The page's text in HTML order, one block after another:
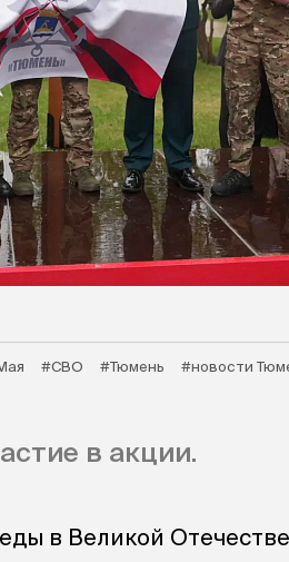
#СВО #Тюмень #новости
в акции.
в Великой